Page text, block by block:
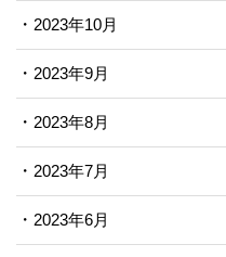
2023年10月
2023年9月
2023年8月
2023年7月
2023年6月